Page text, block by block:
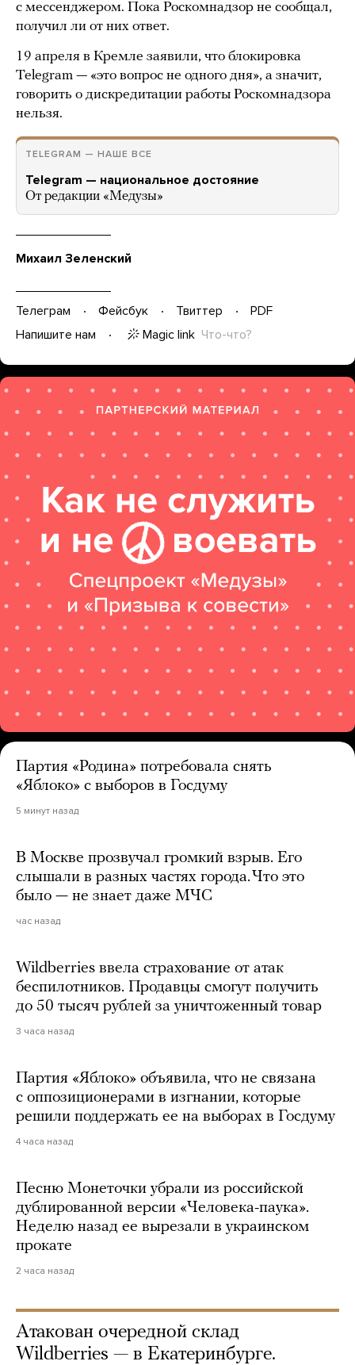
с мессенджером. Пока Роскомнадзор не сообщал,
получил ли от них ответ.
19 апреля в Кремле заявили, что блокировка
Telegram — «это вопрос не одного дня», а значит,
говорить о дискредитации работы Роскомнадзора
нельзя.
TELEGRAM — НАШЕ ВСЕ
Telegram — национальное достояние
От редакции «Медузы»
Михаил Зеленский
Телеграм Фейсбук Твиттер
PDF
Напишите нам
Magic link Что-что?
Партия «Родина» потребовала снять
«Яблоко» с выборов в Госдуму
5 минут назад
В Москве прозвучал громкий взрыв. Его
слышали в разных частях города. Что это
было — не знает даже МЧС
час назад
Wildberries ввела страхование от атак
беспилотников. Продавцы смогут получить
до 50 тысяч рублей за уничтоженный товар
3 часа назад
Партия «Яблоко» объявила, что не связана
с оппозиционерами в изгнании, которые
решили поддержать ее на выборах в Госдуму
4 часа назад
Песню Монеточки убрали из российской
дублированной версии «Человека-паука».
Неделю назад ее вырезали в украинском
прокате
2 часа назад
Атакован очередной склад
Wildberries — в Екатеринбурге.